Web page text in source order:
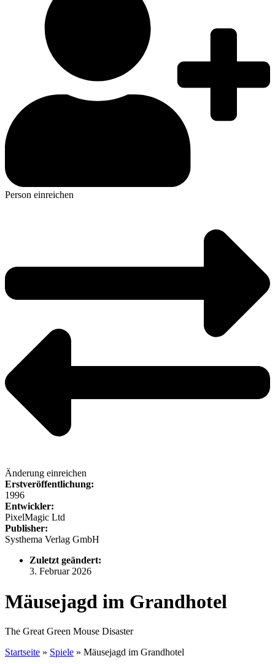
Person einreichen
Änderung einreichen
Erstveröffentlichung:
1996
Entwickler:
PixelMagic Ltd
Publisher:
Systhema Verlag GmbH
Zuletzt geändert:
3. Februar 2026
Mäusejagd im Grandhotel
The Great Green Mouse Disaster
Startseite » Spiele » Mäusejagd im Grandhotel